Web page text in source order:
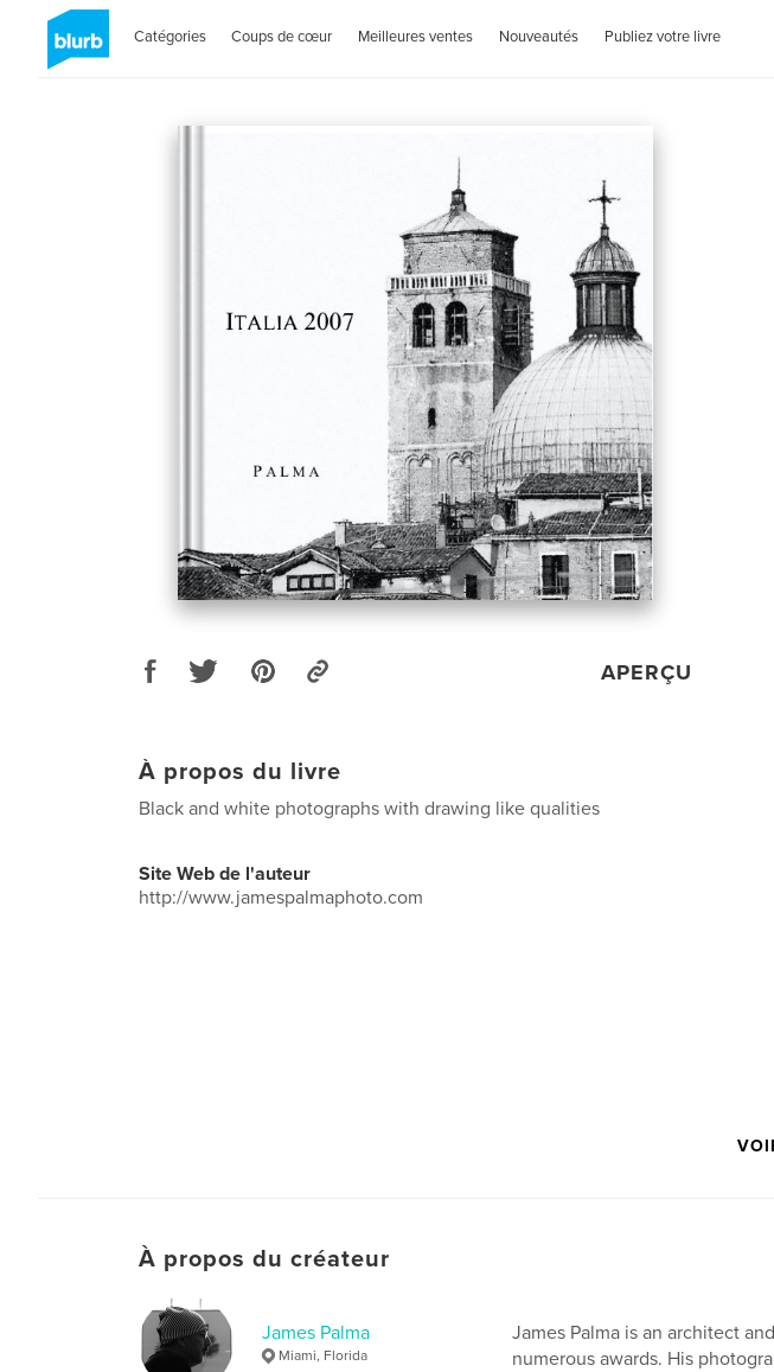
Catégories Coups de cœur Meilleures ventes Nouveautés Publiez votre livre
APERÇU
À propos du livre
Black and white photographs with drawing like qualities
Site Web de l'auteur
http://www.jamespalmaphoto.com
À propos du créateur
James Palma
Miami, Florida
James Palma is an architect
numerous awards. His